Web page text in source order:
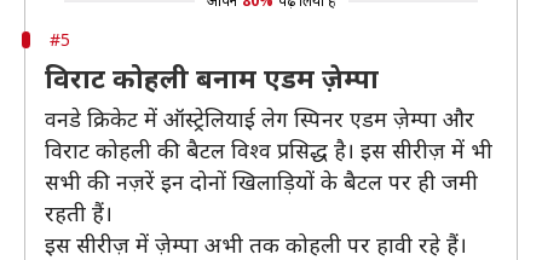
#5
विराट कोहली बनाम एडम ज़ेम्पा
वनडे क्रिकेट में ऑस्ट्रेलियाई लेग स्पिनर एडम ज़ेम्पा और
विराट कोहली की बैटल विश्व प्रसिद्ध है। इस सीरीज़ में भी
सभी की नज़रें इन दोनों खिलाड़ियों के बैटल पर ही जमी
रहती हैं।
इस सीरीज़ में ज़ेम्पा अभी तक कोहली पर हावी रहे हैं।